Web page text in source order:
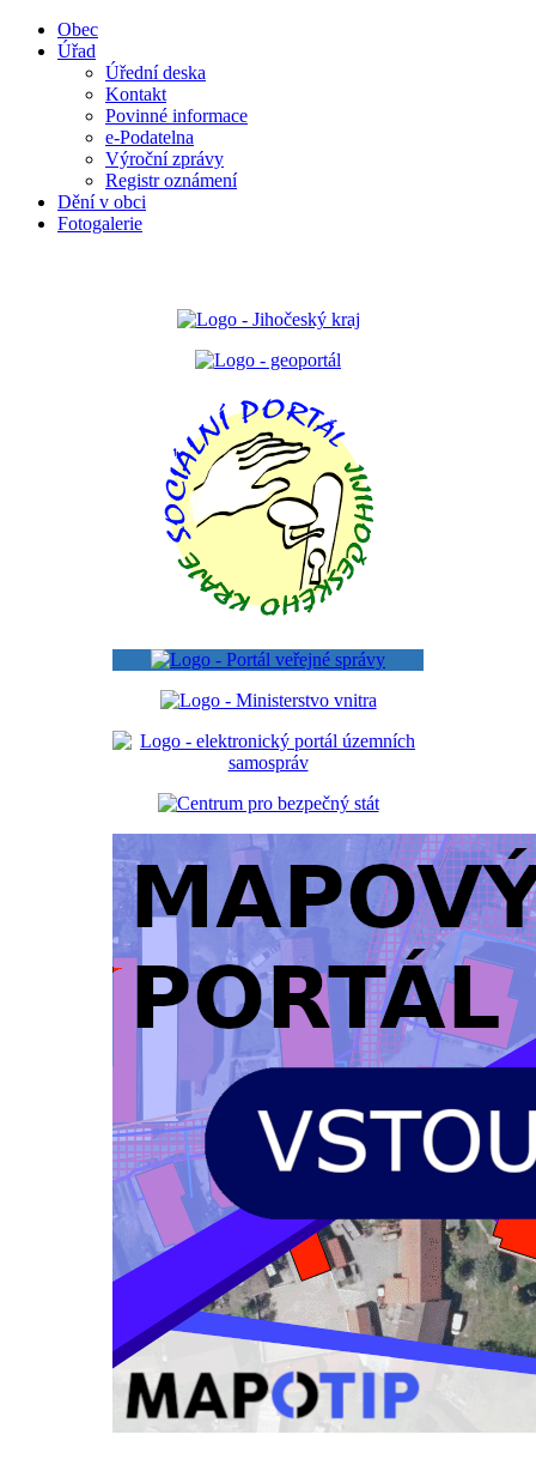
Obec
Úřad
Úřední deska
Kontakt
Povinné informace
e-Podatelna
Výroční zprávy
Registr oznámení
Dění v obci
Fotogalerie